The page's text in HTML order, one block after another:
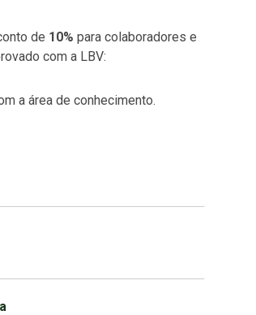
de 10% para colaboradores e
com a LBV:
a área de conhecimento.